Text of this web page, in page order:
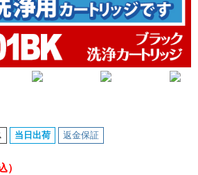
当日出荷 返金保証
）